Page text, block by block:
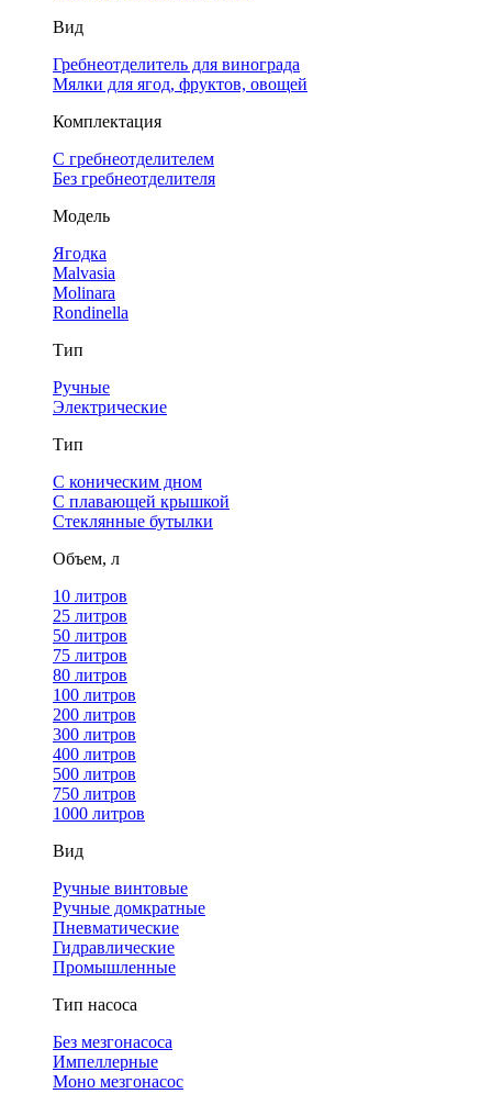
Вид
Гребнеотделитель для винограда
Мялки для ягод, фруктов, овощей
Комплектация
С гребнеотделителем
Без гребнеотделителя
Модель
Ягодка
Malvasia
Molinara
Rondinella
Тип
Ручные
Электрические
Тип
С коническим дном
С плавающей крышкой
Стеклянные бутылки
Объем, л
10 литров
25 литров
50 литров
75 литров
80 литров
100 литров
200 литров
300 литров
400 литров
500 литров
750 литров
1000 литров
Вид
Ручные винтовые
Ручные домкратные
Пневматические
Гидравлические
Промышленные
Тип насоса
Без мезгонасоса
Импеллерные
Моно мезгонасос